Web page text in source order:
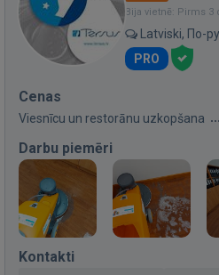
Bija vietnē: Pirms 3
Latviski, По-
PRO
Cenas
Viesnīcu un restorānu uzkopšana
Darbu piemēri
Kontakti